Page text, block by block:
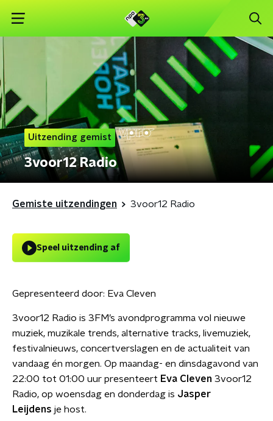
Uitzending gemist
3voor12 Radio
Gemiste uitzendingen 3voor12 Radio
Speel uitzending af
Gepresenteerd door: Eva Cleven
3voor12 Radio is 3FM’s avondprogramma vol nieuwe
muziek, muzikale trends, alternative tracks, livemuziek,
festivalnieuws, concertverslagen en de actualiteit van
vandaag én morgen. Op maandag- en dinsdagavond van
22:00 tot 01:00 uur presenteert Eva Cleven 3voor12
Radio, op woensdag en donderdag is Jasper
Leijdens je host.